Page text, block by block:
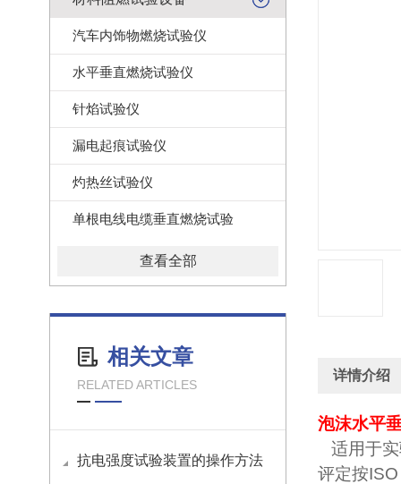
汽车内饰物燃烧试验仪
水平垂直燃烧试验仪
针焰试验仪
漏电起痕试验仪
灼热丝试验仪
单根电线电缆垂直燃烧试验
查看全部
相关文章
RELATED ARTICLES
抗电强度试验装置的操作方法
详情介绍
泡沫水平
适用于
评定按ISO